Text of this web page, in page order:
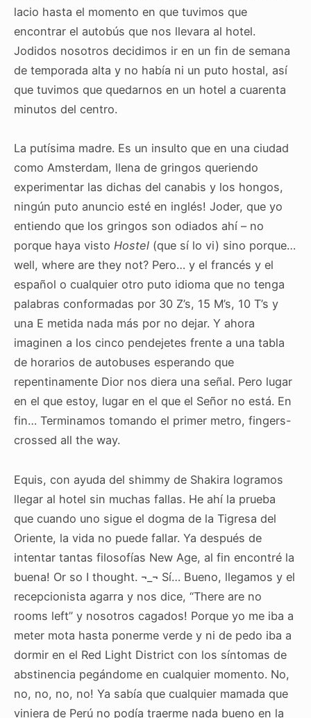
lacio hasta el momento en que tuvimos que
encontrar el autobús que nos llevara al hotel.
Jodidos nosotros decidimos ir en un fin de semana
de temporada alta y no había ni un puto hostal, así
que tuvimos que quedarnos en un hotel a cuarenta
minutos del centro.
La putísima madre. Es un insulto que en una ciudad
como Amsterdam, llena de gringos queriendo
experimentar las dichas del canabis y los hongos,
ningún puto anuncio esté en inglés! Joder, que yo
entiendo que los gringos son odiados ahí – no
porque haya visto Hostel (que sí lo vi) sino porque…
well, where are they not? Pero… y el francés y el
español o cualquier otro puto idioma que no tenga
palabras conformadas por 30 Z’s, 15 M’s, 10 T’s y
una E metida nada más por no dejar. Y ahora
imaginen a los cinco pendejetes frente a una tabla
de horarios de autobuses esperando que
repentinamente Dior nos diera una señal. Pero lugar
en el que estoy, lugar en el que el Señor no está. En
fin… Terminamos tomando el primer metro, fingers-
crossed all the way.
Equis, con ayuda del shimmy de Shakira logramos
llegar al hotel sin muchas fallas. He ahí la prueba
que cuando uno sigue el dogma de la Tigresa del
Oriente, la vida no puede fallar. Ya después de
intentar tantas filosofías New Age, al fin encontré la
buena! Or so I thought. ¬_¬ Sí… Bueno, llegamos y el
recepcionista agarra y nos dice, “There are no
rooms left” y nosotros cagados! Porque yo me iba a
meter mota hasta ponerme verde y ni de pedo iba a
dormir en el Red Light District con los síntomas de
abstinencia pegándome en cualquier momento. No,
no, no, no, no! Ya sabía que cualquier mamada que
viniera de Perú no podía traerme nada bueno en la